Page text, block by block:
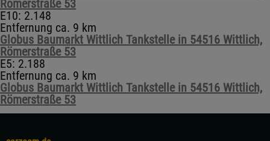
Römerstraße 53
E10: 2.148
Entfernung ca. 9 km
Globus Baumarkt Wittlich Tankstelle in 54516 Wittlich,
Römerstraße 53
E5: 2.188
Entfernung ca. 9 km
Globus Baumarkt Wittlich Tankstelle in 54516 Wittlich,
Römerstraße 53